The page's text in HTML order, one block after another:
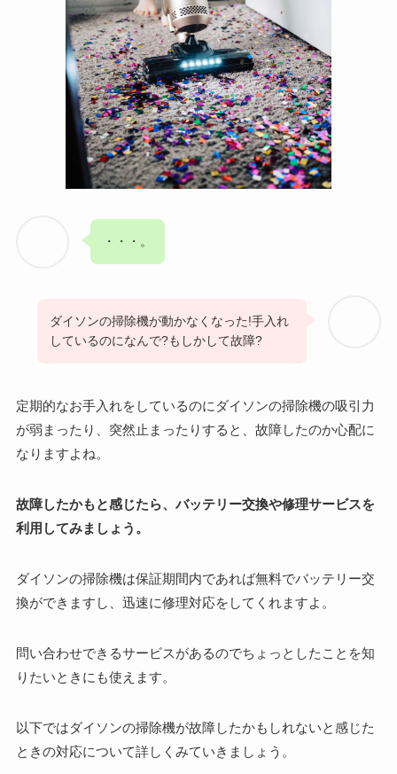
・・・。
ダイソンの掃除機が動かなくなった!手入れ
しているのになんで?もしかして故障?
定期的なお手入れをしているのにダイソンの掃除機の吸引力
が弱まったり、突然止まったりすると、故障したのか心配に
なりますよね。
故障したかもと感じたら、バッテリー交換や修理サービスを
利用してみましょう。
ダイソンの掃除機は保証期間内であれば無料でバッテリー交
換ができますし、迅速に修理対応をしてくれますよ。
問い合わせできるサービスがあるのでちょっとしたことを知
りたいときにも使えます。
以下ではダイソンの掃除機が故障したかもしれないと感じた
ときの対応について詳しくみていきましょう。